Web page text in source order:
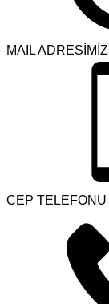
MAIL ADRESİMİZ
CEP TELEFONU